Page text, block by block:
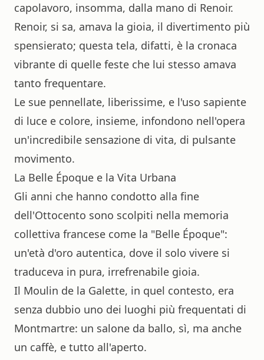
capolavoro, insomma, dalla mano di Renoir.
Renoir, si sa, amava la gioia, il divertimento più
spensierato; questa tela, difatti, è la cronaca
vibrante di quelle feste che lui stesso amava
tanto frequentare.
Le sue pennellate, liberissime, e l'uso sapiente
di luce e colore, insieme, infondono nell'opera
un'incredibile sensazione di vita, di pulsante
movimento.
La Belle Époque e la Vita Urbana
Gli anni che hanno condotto alla fine
dell'Ottocento sono scolpiti nella memoria
collettiva francese come la "Belle Époque":
un'età d'oro autentica, dove il solo vivere si
traduceva in pura, irrefrenabile gioia.
Il Moulin de la Galette, in quel contesto, era
senza dubbio uno dei luoghi più frequentati di
Montmartre: un salone da ballo, sì, ma anche
un caffè, e tutto all'aperto.